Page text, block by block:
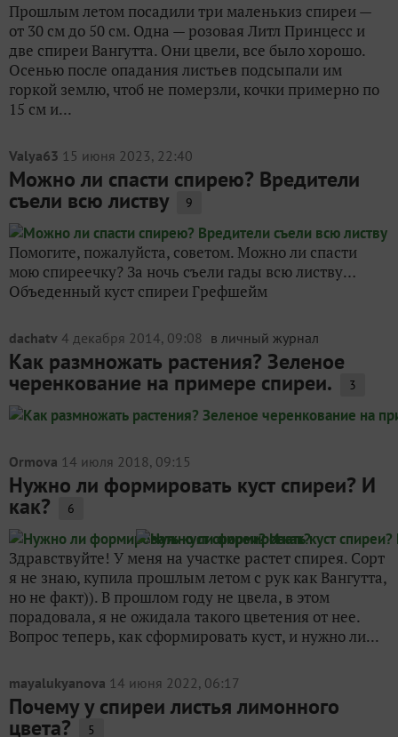
Прошлым летом посадили три маленькиз спиреи —
от 30 см до 50 см. Одна — розовая Литл Принцесс и
две спиреи Вангутта. Они цвели, все было хорошо.
Осенью после опадания листьев подсыпали им
горкой землю, чтоб не померзли, кочки примерно по
15 см и...
Valya63 15 июня 2023, 22:40
Можно ли спасти спирею? Вредители
съели всю листву 9
Помогите, пожалуйста, советом. Можно ли спасти
мою спиреечку? За ночь съели гады всю листву…
Объеденный куст спиреи Грефшейм
dachatv 4 декабря 2014, 09:08 в личный журнал
Как размножать растения? Зеленое
черенкование на примере спиреи. 3
Ormova 14 июля 2018, 09:15
Нужно ли формировать куст спиреи? И
как? 6
Здравствуйте! У меня на участке растет спирея. Сорт
я не знаю, купила прошлым летом с рук как Вангутта,
но не факт)). В прошлом году не цвела, в этом
порадовала, я не ожидала такого цветения от нее.
Вопрос теперь, как сформировать куст, и нужно ли...
mayalukyanova 14 июня 2022, 06:17
Почему у спиреи листья лимонного
цвета? 5